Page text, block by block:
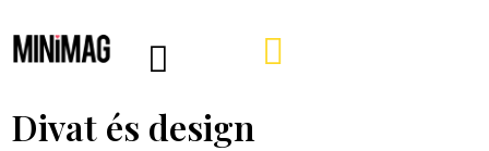
Divat és design